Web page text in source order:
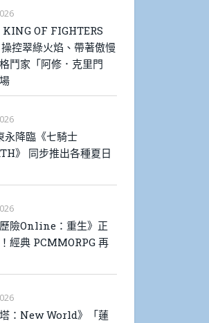
KING OF FIGHTERS
控翠綠火焰、帶著傲慢
鬥家「阿修．克里門
永降臨《七騎士
》 同步推出各種夏日
歷險Online：重生》正
經典 PCMMORPG 再
塔：New World》「蓮